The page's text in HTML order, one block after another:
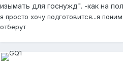
изымать для госнужд". -как на
я просто хочу подготовится...я
отберут